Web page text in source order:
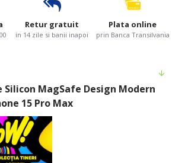
Retur gratuit
in 14 zile si banii inapoi
Plata online
prin Banca Transilvania
Silicon MagSafe Design Modern
15 Pro Max